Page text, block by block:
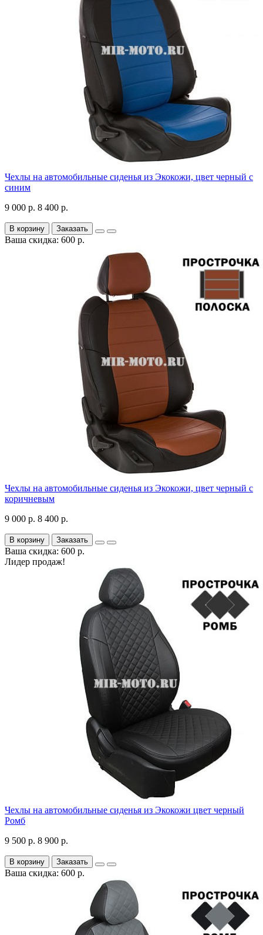
Чехлы на автомобильные сиденья из Экокожи, цвет черный с
синим
9 000 р. 8 400 р.
В корзину Заказать
Ваша скидка: 600 р.
Чехлы на автомобильные сиденья из Экокожи, цвет черный с
коричневым
9 000 р. 8 400 р.
В корзину Заказать
Ваша скидка: 600 р.
Лидер продаж!
Чехлы на автомобильные сиденья из Экокожи цвет черный
Ромб
9 500 р. 8 900 р.
В корзину Заказать
Ваша скидка: 600 р.